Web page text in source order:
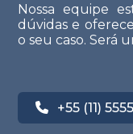
Nossa equipe
dúvidas e
o seu caso. Será
+55 (11)